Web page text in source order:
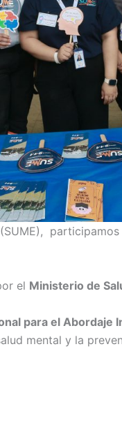
(SUME), participamos
el Ministerio de
para el Abordaje
mental y la